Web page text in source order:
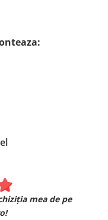
mea de pe